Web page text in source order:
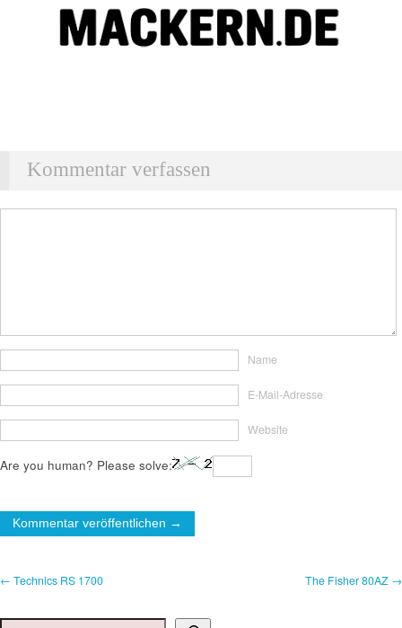
Kommentar verfassen
Name
E-Mail-Adresse
Website
Are you human? Please solve:
← Technics RS 1700 The Fisher 80AZ →